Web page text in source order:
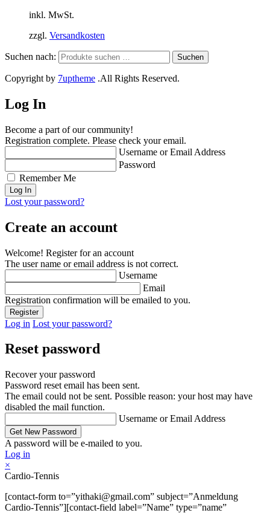
inkl. MwSt.
zzgl. Versandkosten
Suchen nach: Suchen
Copyright by 7uptheme .All Rights Reserved.
Log In
Become a part of our community!
Registration complete. Please check your email.
Username or Email Address
Password
Remember Me
Lost your password?
Create an account
Welcome! Register for an account
The user name or email address is not correct.
Username
Email
Registration confirmation will be emailed to you.
Log in Lost your password?
Reset password
Recover your password
Password reset email has been sent.
The email could not be sent. Possible reason: your host may have
disabled the mail function.
Username or Email Address
A password will be e-mailed to you.
Log in
×
Cardio-Tennis
[contact-form to=”yithaki@gmail.com” subject=”Anmeldung
Cardio-Tennis”][contact-field label=”Name” type=”name”